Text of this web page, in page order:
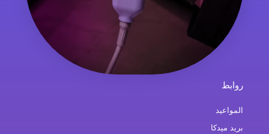
روابط
المواعيد
بريد ميدكا